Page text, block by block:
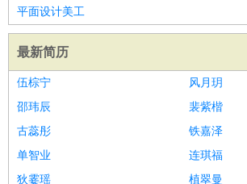
平面设计美工
最新简历
伍棕宁
风月玥
邵玮辰
裴紫楷
古蕊彤
铁嘉泽
单智业
连琪福
狄霎瑶
植翠曼